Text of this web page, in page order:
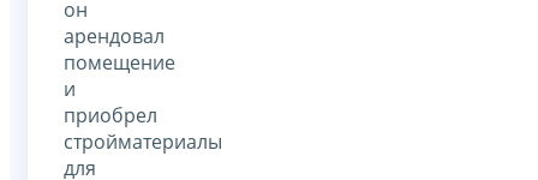
он
арендовал
помещение
и
приобрел
стройматериалы
для